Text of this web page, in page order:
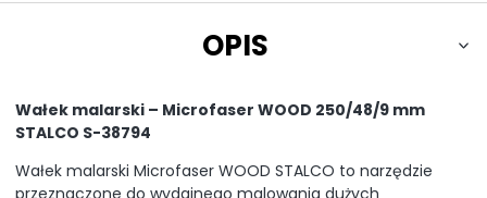
OPIS
Wałek malarski – Microfaser WOOD 250/48/9 mm
STALCO S-38794
Wałek malarski Microfaser WOOD STALCO to narzędzie
przeznaczone do wydajnego malowania dużych